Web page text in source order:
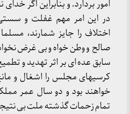
امور بردارد. و بنابراین اگر
در این امر مهم غفلت و
اختلاف را جایز شمارند،
صالح و وطن خواه و بی غرض
سابق عده ای بر اثر تهدید و
کرسیهای مجلس را اشغال و
خواهند بود و دو سال عمر
تمام زحمات گذشته ملت بی